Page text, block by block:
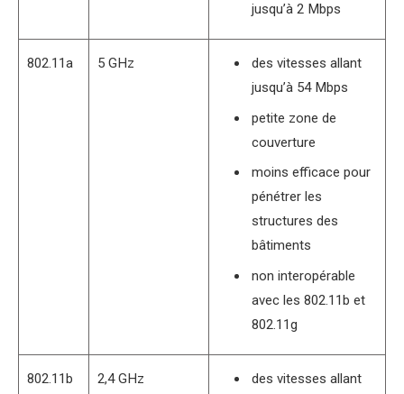
jusqu’à 2 Mbps
802.11a 5 GHz
des vitesses allant
jusqu’à 54 Mbps
petite zone de
couverture
moins efficace pour
pénétrer les
structures des
bâtiments
non interopérable
avec les 802.11b et
802.11g
802.11b 2,4 GHz
des vitesses allant